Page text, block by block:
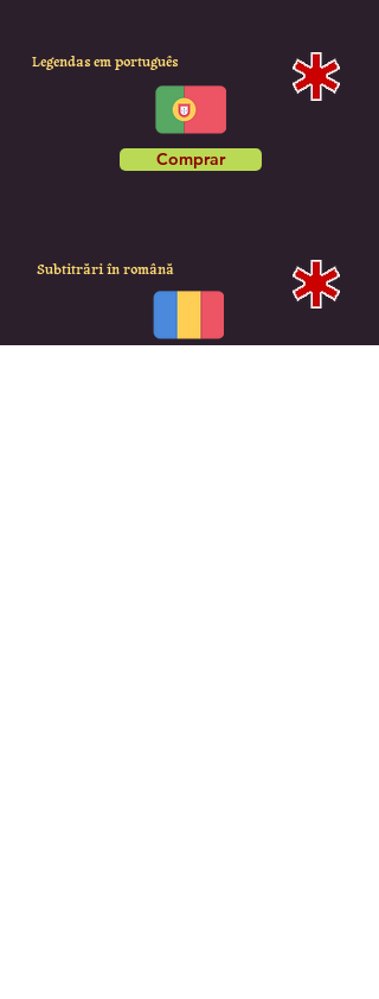
Legendas em português
Comprar
Subtitrări în română